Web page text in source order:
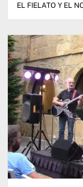
EL FIELATO Y EL